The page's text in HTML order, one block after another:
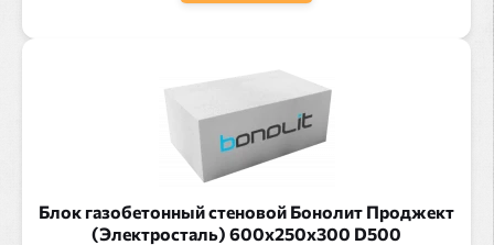
Блок газобетонный стеновой Бонолит Проджект
(Электросталь) 600x250x300 D500